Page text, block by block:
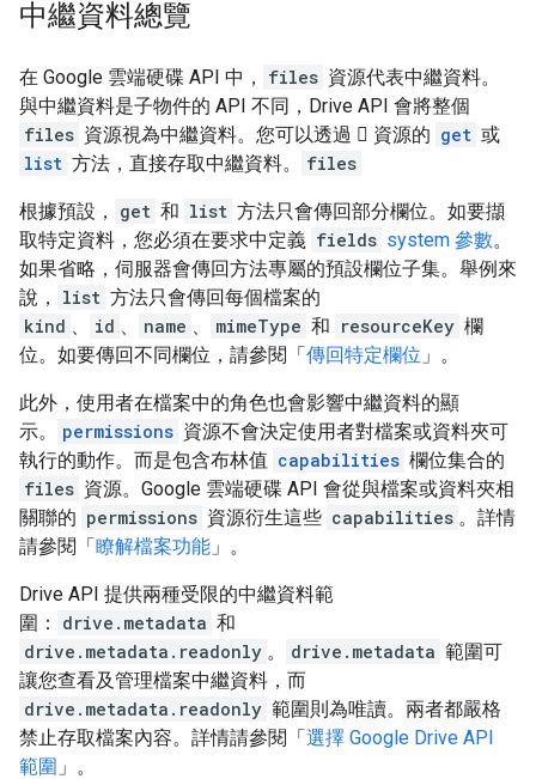
中繼資料總覽
在 Google 雲端硬碟 API 中， files 資源代表中繼資料。
與中繼資料是子物件的 API 不同，Drive API 會將整個
files 資源視為中繼資料。您可以透過  資源的 get 或
list 方法，直接存取中繼資料。 files
根據預設， get 和 list 方法只會傳回部分欄位。如要擷
取特定資料，您必須在要求中定義 fields system 參數。
如果省略，伺服器會傳回方法專屬的預設欄位子集。舉例來
說，
list 方法只會傳回每個檔案的
kind 、 id 、 name 、 mimeType 和 resourceKey 欄
位。如要傳回不同欄位，請參閱「傳回特定欄位 」。
此外，使用者在檔案中的角色也會影響中繼資料的顯
示。
permissions 資源不會決定使用者對檔案或資料夾可
執行的動作。而是包含布林值 capabilities 欄位集合的
files 資源。Google 雲端硬碟 API 會從與檔案或資料夾相
關聯的 permissions 資源衍生這些 capabilities 。詳情
請參閱「瞭解檔案功能 」。
Drive API 提供兩種受限的中繼資料範
圍：
drive.metadata 和
drive.metadata.readonly 。 drive.metadata 範圍可
讓您查看及管理檔案中繼資料，而
drive.metadata.readonly 範圍則為唯讀。兩者都嚴格
禁止存取檔案內容。詳情請參閱「選擇 Google Drive API
範圍 」。